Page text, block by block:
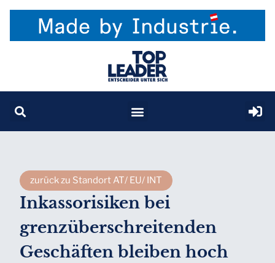
zurück zu Standort AT/ EU/ INT
Inkassorisiken bei
grenzüberschreitenden
Geschäften bleiben hoch